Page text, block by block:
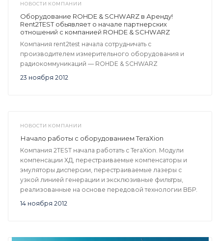
НОВОСТИ КОМПАНИИ
23 ноября 2012
Оборудование ROHDE & SCHWARZ в Аренду!
Rent2TEST обьявляет о начале партнерских
отношений с компанией ROHDE & SCHWARZ
Компания rent2test начала сотрудничать с
производителем измерительного оборудования и
радиокоммуникаций — ROHDE & SCHWARZ
НОВОСТИ КОМПАНИИ
14 ноября 2012
Начало работы с оборудованием TeraXion
Компания 2TEST начала работать с TeraXion. Модули
компенсации ХД, перестраиваемые компенсаторы и
эмуляторы дисперсии, перестраиваемые лазеры с
узкой линией генерации и эксклюзивные фильтры,
реализованные на основе передовой технологии ВБР.